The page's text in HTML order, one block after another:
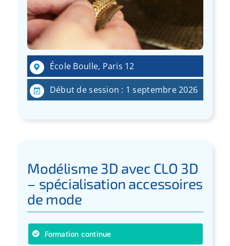
École Boulle, Paris 12
Début de session : 1 septembre 2026
Modélisme 3D avec CLO 3D
– spécialisation accessoires
de mode
Formation continue